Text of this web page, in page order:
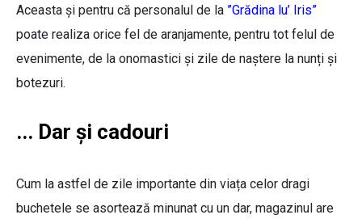
Aceasta și pentru că personalul de la ”Grădina lu’ Iris”
poate realiza orice fel de aranjamente, pentru tot felul de
evenimente, de la onomastici și zile de naștere la nunți și
botezuri.
... Dar și cadouri
Cum la astfel de zile importante din viața celor dragi
buchetele se asortează minunat cu un dar, magazinul are